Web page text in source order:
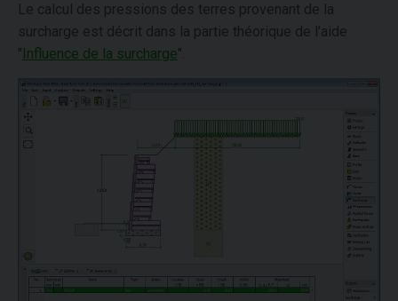
Le calcul des pressions des terres provenant de la
surcharge est décrit dans la partie théorique de l'aide
"Influence de la surcharge".